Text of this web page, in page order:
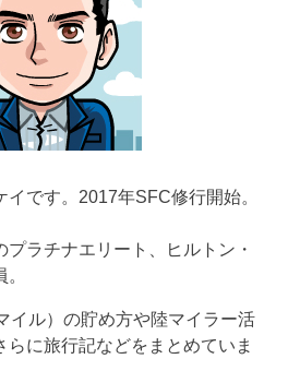
です。2017年SFC修行開始。
ラチナエリート、ヒルトン・
イル）の貯め方や陸マイラー活
に旅行記などをまとめていま